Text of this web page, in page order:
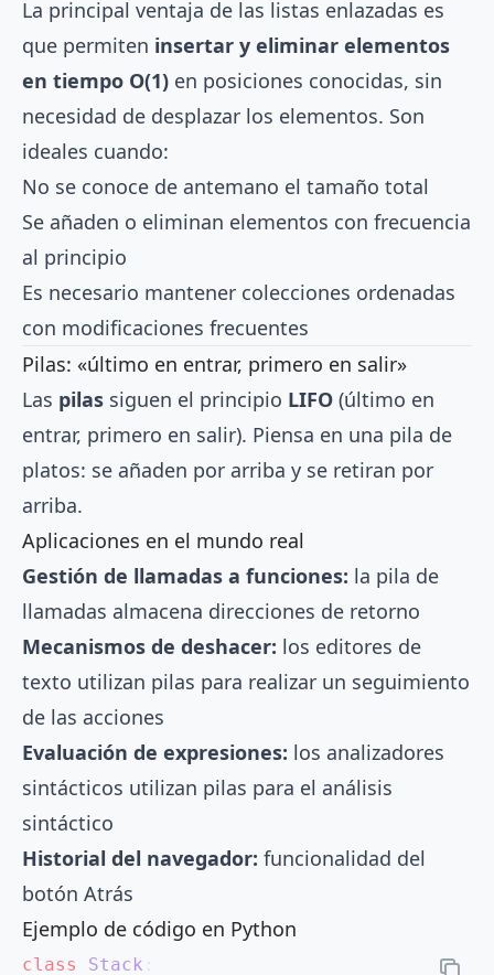
La principal ventaja de las listas enlazadas es
que permiten insertar y eliminar elementos
en tiempo O(1) en posiciones conocidas, sin
necesidad de desplazar los elementos. Son
ideales cuando:
No se conoce de antemano el tamaño total
Se añaden o eliminan elementos con frecuencia
al principio
Es necesario mantener colecciones ordenadas
con modificaciones frecuentes
Pilas: «último en entrar, primero en salir»
Las pilas siguen el principio LIFO (último en
entrar, primero en salir). Piensa en una pila de
platos: se añaden por arriba y se retiran por
arriba.
Aplicaciones en el mundo real
Gestión de llamadas a funciones: la pila de
llamadas almacena direcciones de retorno
Mecanismos de deshacer: los editores de
texto utilizan pilas para realizar un seguimiento
de las acciones
Evaluación de expresiones: los analizadores
sintácticos utilizan pilas para el análisis
sintáctico
Historial del navegador: funcionalidad del
botón Atrás
Ejemplo de código en Python
class Stack